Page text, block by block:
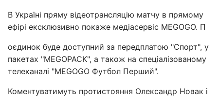
В Україні пряму відеотрансляцію матчу в прямому
ефірі ексклюзивно покаже медіасервіс MEGOGO. П
оєдинок буде доступний за передплатою "Спорт", у
пакетах "MEGOPACK", а також на спеціалізованому
телеканалі "MEGOGO Футбол Перший".
Коментуватимуть протистояння Олександр Новак і